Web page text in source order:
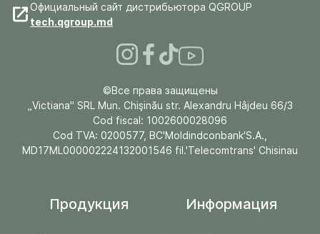
Официальный сайт дистрибьютора QGROUP
tech.qgroup.md
©Все права защищены
„Victiana" SRL Mun. Chişinău str. Alexandru Hâjdeu 66/3
Cod fiscal: 1002600028096
Cod TVA: 0200577, BC'Moldindconbank'S.A.,
MD17ML000002224132001546 fil.'Telecomtrans' Chisinau
Продукция Информация